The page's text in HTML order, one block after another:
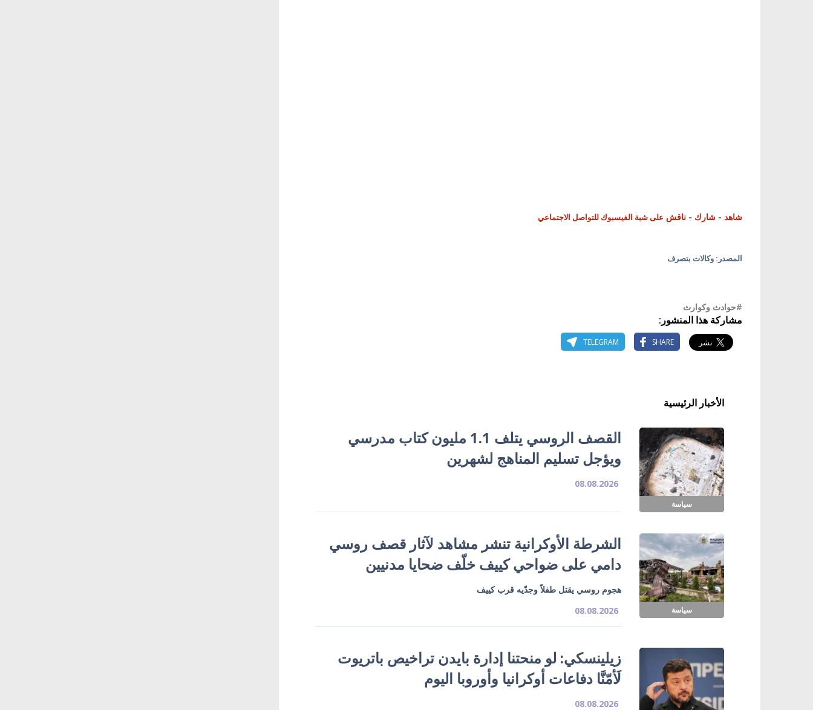
شاهد - شارك - ناقش على شبة الفيسبوك للتواصل الاجتماعي
المصدر: وكالات بتصرف
#حوادث وكوارث
مشاركة هذا المنشور:
SHARE
TELEGRAM
الأخبار الرئيسية
سياسة
القصف الروسي يتلف 1.1 مليون كتاب مدرسي
ويؤجل تسليم المناهج لشهرين
08.08.2026
سياسة
الشرطة الأوكرانية تنشر مشاهد لآثار قصف روسي
دامي على ضواحي كييف خلّف ضحايا مدنيين
هجوم روسي يقتل طفلاً وجدّيه قرب كييف
08.08.2026
زيلينسكي: لو منحتنا إدارة بايدن تراخيص باتريوت
لَأمّنَّا دفاعات أوكرانيا وأوروبا اليوم
08.08.2026